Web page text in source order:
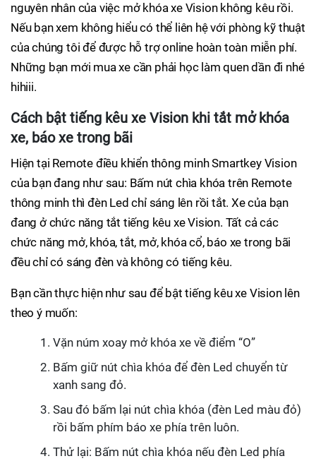
nguyên nhân của việc mở khóa xe Vision không kêu rồi.
Nếu bạn xem không hiểu có thể liên hệ với phòng kỹ thuật
của chúng tôi để được hỗ trợ online hoàn toàn miễn phí.
Những bạn mới mua xe cần phải học làm quen dần đi nhé
hihiii.
Cách bật tiếng kêu xe Vision khi tắt mở khóa
xe, báo xe trong bãi
Hiện tại Remote điều khiển thông minh Smartkey Vision
của bạn đang như sau: Bấm nút chìa khóa trên Remote
thông minh thì đèn Led chỉ sáng lên rồi tắt. Xe của bạn
đang ở chức năng tắt tiếng kêu xe Vision. Tất cả các
chức năng mở, khóa, tắt, mở, khóa cổ, báo xe trong bãi
đều chỉ có sáng đèn và không có tiếng kêu.
Bạn cần thực hiện như sau để bật tiếng kêu xe Vision lên
theo ý muốn:
Vặn núm xoay mở khóa xe về điểm “O”
Bấm giữ nút chìa khóa để đèn Led chuyển từ
xanh sang đỏ.
Sau đó bấm lại nút chìa khóa (đèn Led màu đỏ)
rồi bấm phím báo xe phía trên luôn.
Thử lại: Bấm nút chìa khóa nếu đèn Led phía